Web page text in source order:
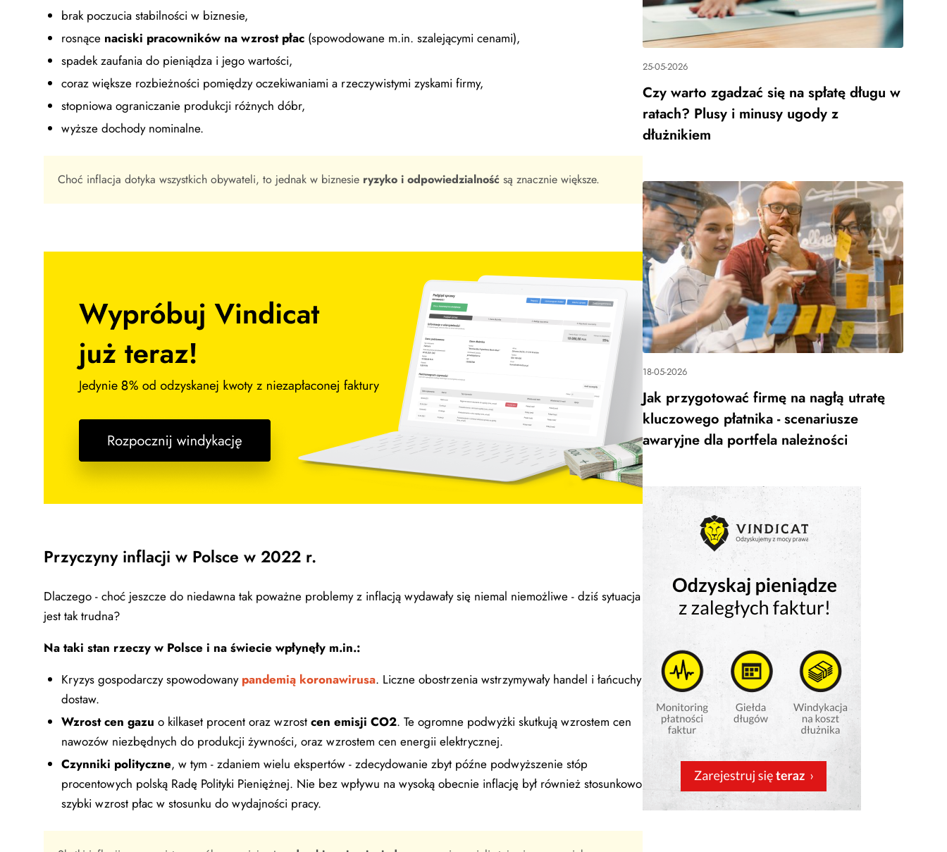
brak poczucia stabilności w biznesie,
rosnące naciski pracowników na wzrost płac (spowodowane m.in. szalejącymi cenami),
spadek zaufania do pieniądza i jego wartości,
coraz większe rozbieżności pomiędzy oczekiwaniami a rzeczywistymi zyskami firmy,
stopniowa ograniczanie produkcji różnych dóbr,
wyższe dochody nominalne.
Choć inflacja dotyka wszystkich obywateli, to jednak w biznesie ryzyko i odpowiedzialność są znacznie większe.
Przyczyny inflacji w Polsce w 2022 r.
Dlaczego - choć jeszcze do niedawna tak poważne problemy z inflacją wydawały się niemal niemożliwe - dziś sytuacja
jest tak trudna?
Na taki stan rzeczy w Polsce i na świecie wpłynęły m.in.:
Kryzys gospodarczy spowodowany pandemią koronawirusa. Liczne obostrzenia wstrzymywały handel i łańcuchy
dostaw.
Wzrost cen gazu o kilkaset procent oraz wzrost cen emisji CO2. Te ogromne podwyżki skutkują wzrostem cen
nawozów niezbędnych do produkcji żywności, oraz wzrostem cen energii elektrycznej.
Czynniki polityczne, w tym - zdaniem wielu ekspertów - zdecydowanie zbyt późne podwyższenie stóp
procentowych polską Radę Polityki Pieniężnej. Nie bez wpływu na wysoką obecnie inflację był również stosunkowo
szybki wzrost płac w stosunku do wydajności pracy.
25-05-2026
Czy warto zgadzać się na spłatę długu w
ratach? Plusy i minusy ugody z
dłużnikiem
18-05-2026
Jak przygotować firmę na nagłą utratę
kluczowego płatnika - scenariusze
awaryjne dla portfela należności